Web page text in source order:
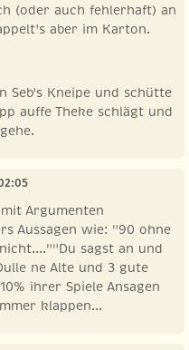
(oder auch fehlerhaft) an
aber im Karton.
Seb's Kneipe und schütte
auffe Theke schlägt und
Argumenten
Aussagen wie: "90 ohne
sagst an und
ne Alte und 3 gute
ihrer Spiele Ansagen
klappen...